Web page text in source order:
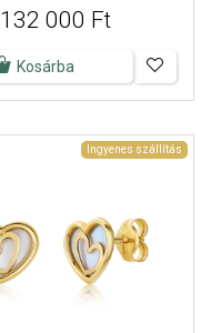
132 000 Ft
Kosárba
Ingyenes szállítás